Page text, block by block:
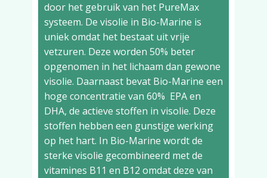
door het gebruik van het PureMax
systeem. De visolie in Bio-Marine is
uniek omdat het bestaat uit vrije
vetzuren. Deze worden 50% beter
opgenomen in het lichaam dan gewone
visolie. Daarnaast bevat Bio-Marine een
hoge concentratie van 60% EPA en
DHA, de actieve stoffen in visolie. Deze
stoffen hebben een gunstige werking
op het hart. In Bio-Marine wordt de
sterke visolie gecombineerd met de
vitamines B11 en B12 omdat deze van